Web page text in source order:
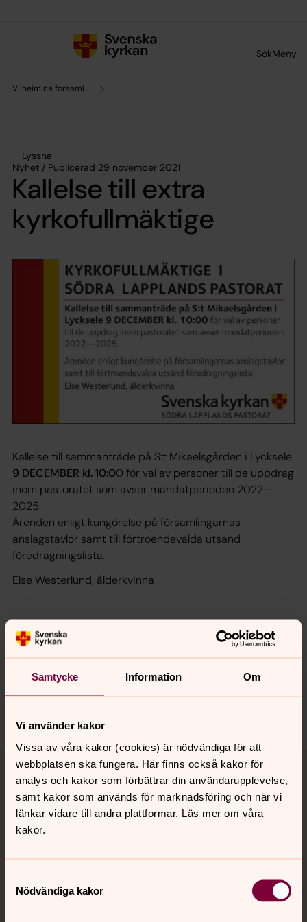
Samtycke Information Om
Vi använder kakor
Vissa av våra kakor (cookies) är nödvändiga för att
webbplatsen ska fungera. Här finns också kakor för
analys och kakor som förbättrar din användarupplevelse,
samt kakor som används för marknadsföring och när vi
länkar vidare till andra plattformar. Läs mer om våra
kakor.
Nödvändiga kakor
SökMeny
Vilhelmina församling
Lyssna
Nyhet / Publicerad 29 november 2021
Kallelse till extra
kyrkofullmäktige
Kallelse till sammanträde på S:t Mikaelsgården i Lycksele
9 DECEMBER kl. 10:00 för val av personer till de uppdrag
inom pastoratet som avser mandatperioden 2022—
2025.
Ärenden enligt kungörelse på församlingarnas
anslagstavlor samt till förtroendevalda utsänd
föredragningslista.
Else Westerlund, ålderkvinna
Synpunkter eller frågor på sidans
Tillbaka till toppen
Tillbaka till innehållet
Kontakt